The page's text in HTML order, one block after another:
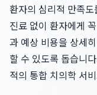
환자의 심리적 만족
진료 없이 환자에게
과 예상 비용을 상세
할 수 있도록 돕습니
적의 통합 치의학 서